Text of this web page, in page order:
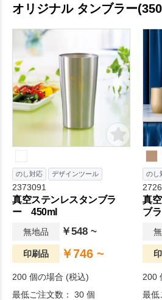
オリジナル タンブラー
のし対応 デザインツール
2373091
真空ステンレスタンブラ
ー 450ml
無地品 ￥548 ~
印刷品 ￥746 ~
200 個の場合 (税込)
最低ご注文数： 30 個
のし
真
ブ
200
最低